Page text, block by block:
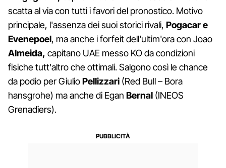
scatta al via con tutti i favori del pronostico. Motivo
principale, l'assenza dei suoi storici rivali, Pogacar e
Evenepoel, ma anche i forfeit dell'ultim'ora con Joao
Almeida, capitano UAE messo KO da condizioni
fisiche tutt'altro che ottimali. Salgono così le chance
da podio per GiulioPellizzari (Red Bull – Bora
hansgrohe) ma anche di Egan Bernal (INEOS
Grenadiers).